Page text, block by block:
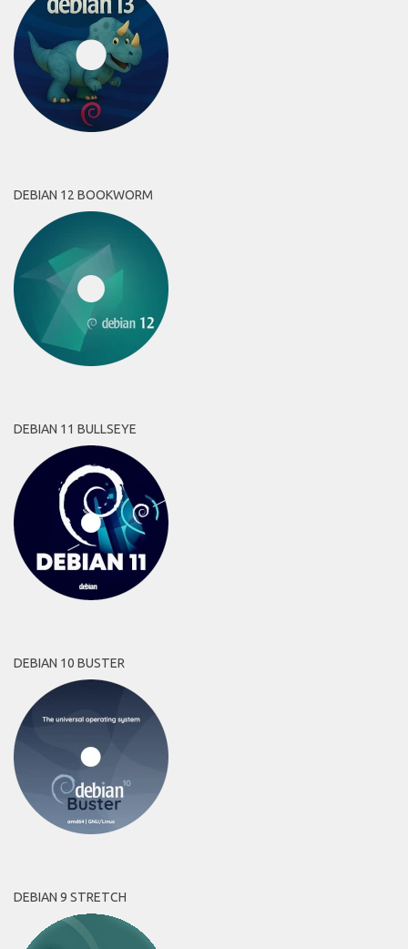
DEBIAN 12 BOOKWORM
DEBIAN 11 BULLSEYE
DEBIAN 10 BUSTER
DEBIAN 9 STRETCH